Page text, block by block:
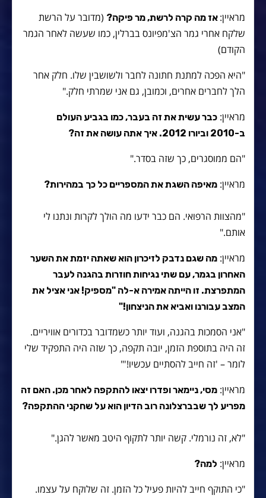
מראיין: אז מה קרה לרשת, מר פיקה? (מדובר על הרשת
שלקח אחרי גמר הצ'מפיונס בברלין, כמו שעשה לאחר הגמר
הקודם)
"היא הפכה למתנת חתונה לחבר ולשושבין שלו. חלק אחר
הלך לחברים אחרים, וכמובן, גם אני שמרתי חלק."
מראיין: כבר עשית את זה בעבר, כמו בגביע העולם
ב-2010 וביורו 2012. איך אתה עושה את זה?
"הם ממוסגרים, כך שזה בסדר."
מראיין: מאיפה השגת את המספריים כל כך במהירות?
"מהצוות הרפואי. הם כבר ידעו מה הולך לקרות ונתנו לי
אותם."
מראיין: מה שגם נדבק לזיכרון הוא שאתה יזמת את השער
האחרון בגמר, עם שתי נגיחות חוזרות בהגנה לעבר
המתפרצת. זו הייתה אמירה א-לה "מספיק! אני אציל את
המצב עבורנו ואביא את הניצחון!"
"אני הסמכות בהגנה, ועוד יותר כשמדובר בכדורים אוויריים.
זה היה בתוספת הזמן, יובה תקפה, כך שזה היה התפקיד שלי
לומר – 'זה חייב להסתיים עכשיו!'"
מראיין: מסי, ניימאר ופדרו יצאו להתקפה לאחר מכן. האם זה
מפריע לך שבברצלונה רוב הדיון הוא על שחקני ההתקפה?
"לא, זה נורמלי. קשה יותר לתקוף היטב מאשר להגן."
מראיין: למה?
"כי התוקף חייב להיות פעיל כל הזמן. זה שלוקח על עצמו.